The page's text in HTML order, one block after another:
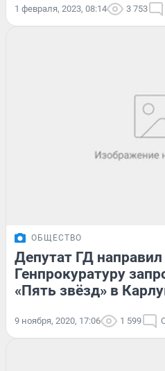
1 февраля, 2023, 08:14 3 753
ОБЩЕСТВО
Депутат ГД
Генпрокуратуру
«Пять звёзд» в
9 ноября, 2020, 17:06 1 599